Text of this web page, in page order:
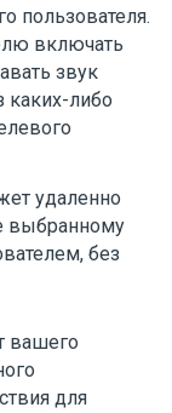
пользователя.
включать
звук
каких-либо
удаленно
выбранному
без
вашего
для